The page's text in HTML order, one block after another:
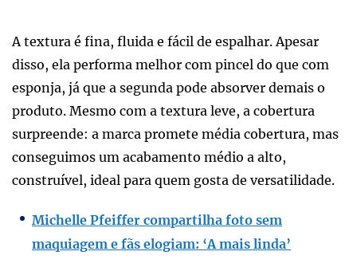
A textura é fina, fluida e fácil de espalhar. Apesar
disso, ela performa melhor com pincel do que com
esponja, já que a segunda pode absorver demais o
produto. Mesmo com a textura leve, a cobertura
surpreende: a marca promete média cobertura, mas
conseguimos um acabamento médio a alto,
construível, ideal para quem gosta de versatilidade.
Michelle Pfeiffer compartilha foto sem
maquiagem e fãs elogiam: ‘A mais linda’